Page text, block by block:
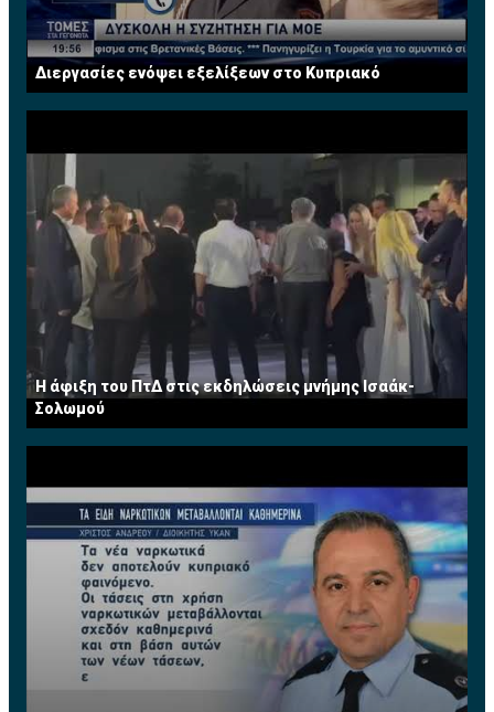
Διεργασίες ενόψει εξελίξεων στο Κυπριακό
Η άφιξη του ΠτΔ στις εκδηλώσεις μνήμης Ισαάκ-
Σολωμού